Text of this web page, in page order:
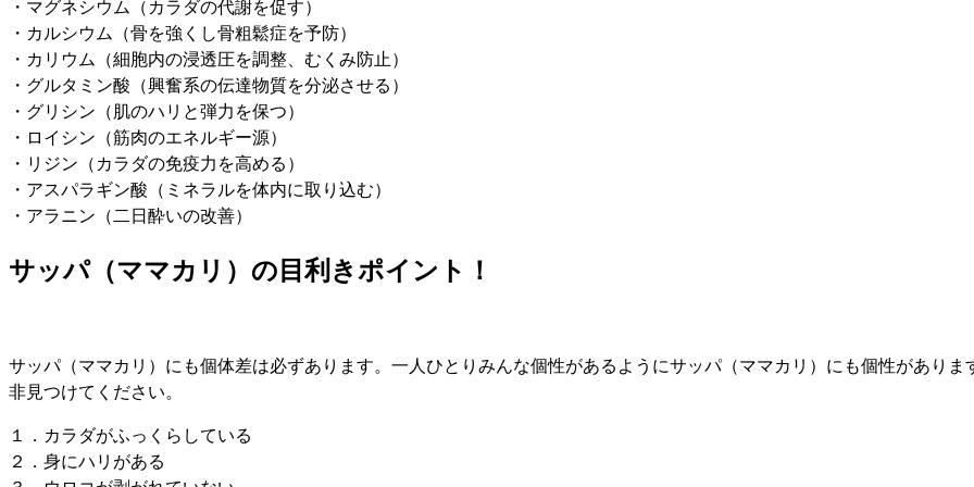
・マグネシウム（カラダの代謝を促す）
・カルシウム（骨を強くし骨粗鬆症を予防）
・カリウム（細胞内の浸透圧を調整、むくみ防止）
・グルタミン酸（興奮系の伝達物質を分泌させる）
・グリシン（肌のハリと弾力を保つ）
・ロイシン（筋肉のエネルギー源）
・リジン（カラダの免疫力を高める）
・アスパラギン酸（ミネラルを体内に取り込む）
・アラニン（二日酔いの改善）
サッパ（ママカリ）の目利きポイント！
サッパ（ママカリ）にも個体差は必ずあります。一人ひとりみんな個性があるようにサッパ（ママカリ）にも個性があり
非見つけてください。
１．カラダがふっくらしている
２．身にハリがある